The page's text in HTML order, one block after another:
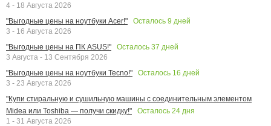
4 - 18 Августа 2026
"Выгодные цены на ноутбуки Acer!"
Осталось 9 дней
3 - 16 Августа 2026
"Выгодные цены на ПК ASUS!"
Осталось 37 дней
3 Августа - 13 Сентября 2026
"Выгодные цены на ноутбуки Tecno!"
Осталось 16 дней
3 - 23 Августа 2026
"Купи стиральную и сушильную машины с соединительным элементом
Midea или Toshiba — получи скидку!"
Осталось 24 дня
1 - 31 Августа 2026